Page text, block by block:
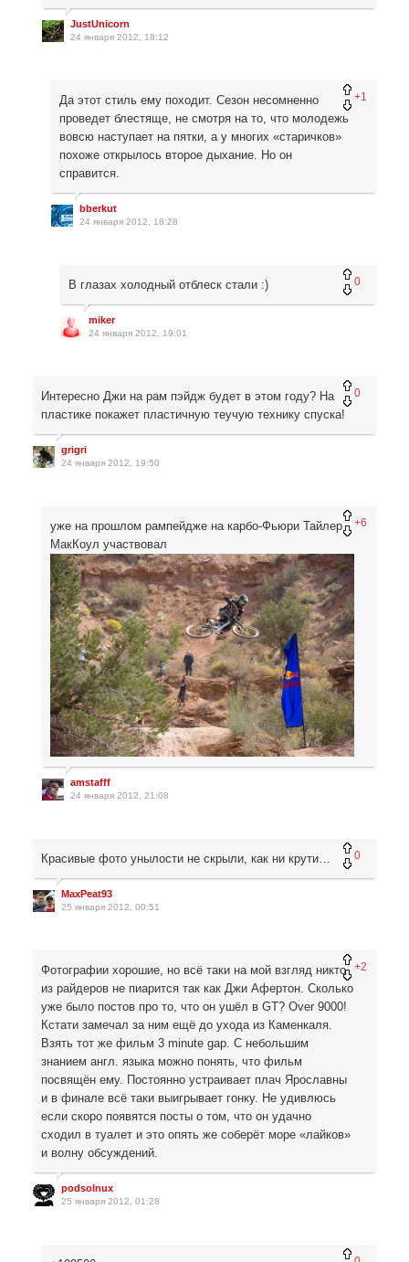
JustUnicorn
24 января 2012, 18:12
+1
Да этот стиль ему походит. Сезон несомненно
проведет блестяще, не смотря на то, что молодежь
вовсю наступает на пятки, а у многих «старичков»
похоже открылось второе дыхание. Но он
справится.
bberkut
24 января 2012, 18:28
0
В глазах холодный отблеск стали :)
miker
24 января 2012, 19:01
0
Интересно Джи на рам пэйдж будет в этом году? На
пластике покажет пластичную теучую технику спуска!
grigri
24 января 2012, 19:50
+6
уже на прошлом рампейдже на карбо-Фьюри Тайлер
МакКоул участвовал
amstafff
24 января 2012, 21:08
0
Красивые фото унылости не скрыли, как ни крути…
MaxPeat93
25 января 2012, 00:51
+2
Фотографии хорошие, но всё таки на мой взгляд никто
из райдеров не пиарится так как Джи Афертон. Сколько
уже было постов про то, что он ушёл в GT? Over 9000!
Кстати замечал за ним ещё до ухода из Каменкаля.
Взять тот же фильм 3 minute gap. С небольшим
знанием англ. языка можно понять, что фильм
посвящён ему. Постоянно устраивает плач Ярославны
и в финале всё таки выигрывает гонку. Не удивлюсь
если скоро появятся посты о том, что он удачно
сходил в туалет и это опять же соберёт море «лайков»
и волну обсуждений.
podsolnux
25 января 2012, 01:28